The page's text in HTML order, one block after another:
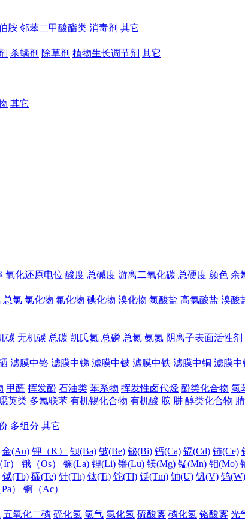
胺 邻苯二甲酸酯类 消毒剂 其它
杀螨剂 除草剂 植物生长调节剂 其它
其它
氧化还原电位 酸度 总碱度 游离二氧化碳 总硬度 颜色 余
总氯 氯化物 氟化物 碘化物 溴化物 氯酸盐 高氯酸盐 溴酸
碳 无机碳 总碳 凯氏氮 总磷 总氮 氨氮 阴离子表面活性剂
滤膜中铬 滤膜中锑 滤膜中铍 滤膜中铁 滤膜中铜 滤膜中
甲醛 挥发酚 石油类 苯系物 挥发性卤代烃 酚类化合物 氯
英类 多氯联苯 有机锡化合物 有机酸 胺 肼 醇类化合物
多组分 其它
金(Au) 钾（K） 钡(Ba) 铍(Be) 铋(Bi) 钙(Ca) 镉(Cd) 铈(Ce)
） 锇（Os） 镧(La) 锂(Li) 镥(Lu) 镁(Mg) 锰(Mn) 钼(Mo)
铽(Tb) 碲(Te) 钍(Th) 钛(Ti) 铊(Tl) 铥(Tm) 铀(U) 钒(V) 钨(W)
）
锕（Ac）
五氧化二磷 硫化氢 氯气 氯化氢 硫酸雾 磷化氢 铬酸雾 光